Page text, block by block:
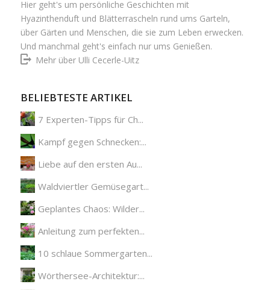
Hier geht's um persönliche Geschichten mit
Hyazinthenduft und Blätterrascheln rund ums Garteln,
über Gärten und Menschen, die sie zum Leben erwecken.
Und manchmal geht's einfach nur ums Genießen.
Mehr über Ulli Cecerle-Uitz
BELIEBTESTE ARTIKEL
7 Experten-Tipps für Ch...
Kampf gegen Schnecken:...
Liebe auf den ersten Au...
Waldviertler Gemüsegart...
Geplantes Chaos: Wilder...
Anleitung zum perfekten...
10 schlaue Sommergarten...
Wörthersee-Architektur:...